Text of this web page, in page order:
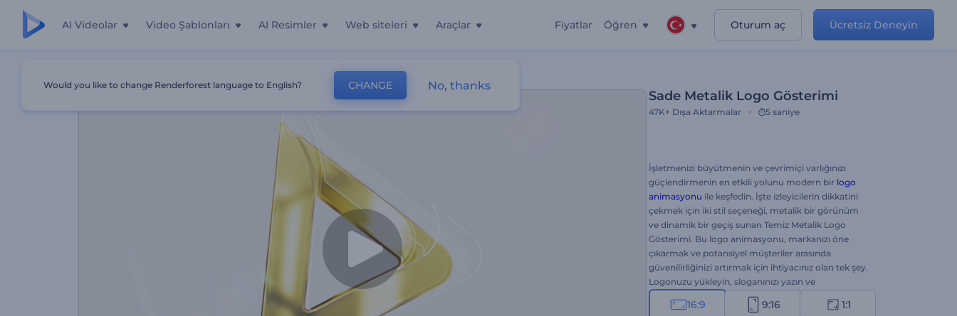
AI Videolar Video Şablonları AI Resimler Web siteleri Araçlar Fiyatlar Öğren Oturum aç Ücretsiz Deneyin
Sade Metalik Logo Gösterimi
47K+ Dışa Aktarmalar 5 saniye
İşletmenizi büyütmenin ve çevrimiçi varlığınızı
güçlendirmenin en etkili yolunu modern bir logo
animasyonu ile keşfedin. İşte izleyicilerin dikkatini
çekmek için iki stil seçeneği, metalik bir görünüm
ve dinamik bir geçiş sunan Temiz Metalik Logo
Gösterimi. Bu logo animasyonu, markanızı öne
çıkarmak ve potansiyel müşteriler arasında
güvenilirliğinizi artırmak için ihtiyacınız olan tek şey.
Logonuzu yükleyin, sloganınızı yazın ve
profesyonelce canlandırılmış bir logo açılışı için
birkaç dakika bekleyin. Yeni marka tanıtımları, şirket
16:9 9:16 1:1
Would you like to change Renderforest language to English? CHANGE No, thanks